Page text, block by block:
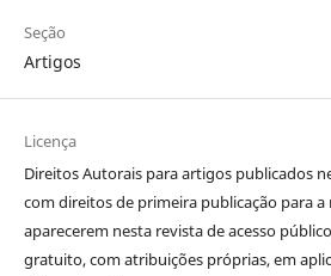
Seção
Artigos
Licença
Direitos Autorais para artigos publicados
com direitos de primeira publicação para
aparecerem nesta revista de acesso
gratuito, com atribuições próprias, em